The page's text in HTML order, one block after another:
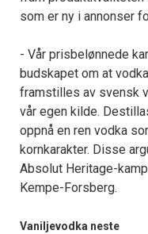
som er ny i annonser
­­­- Vår prisbelønnede
budskapet om at
framstilles av svensk
vår egen kilde.
oppnå en ren vodka
kornkarakter. Disse
Absolut Heritage-
Kempe-Forsberg.
Vaniljevodka neste